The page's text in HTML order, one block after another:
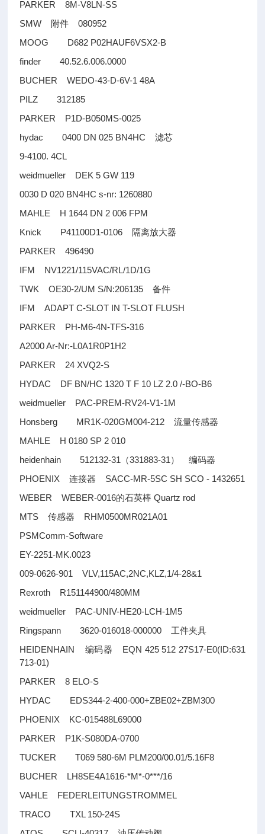
PARKER 8M-V8LN-SS
SMW
附件 080952
MOOG D682 P02HAUF6VSX2-B
finder 40.52.6.006.0000
BUCHER WEDO-43-D-6V-1 48A
PILZ 312185
PARKER P1D-B050MS-0025
hydac 0400 DN 025 BN4HC滤芯
9-4100. 4CL
weidmueller DEK 5 GW 119
0030 D 020 BN4HC s-nr: 1260880
MAHLE H 1644 DN 2 006 FPM
Knick P41100D1-0106
隔离放大器
PARKER 496490
IFM NV1221/115VAC/RL/1D/1G
TWK OE30-2/UM S/N:206135备件
IFM ADAPT C-SLOT IN T-SLOT FLUSH
PARKER PH-M6-4N-TFS-316
A2000 Ar-Nr:-L0A1R0P1H2
PARKER 24 XVQ2-S
HYDAC DF BN/HC 1320 T F 10 LZ 2.0 /-BO-B6
weidmueller PAC-PREM-RV24-V1-1M
Honsberg MR1K-020GM004-212流量传感器
MAHLE H 0180 SP 2 010
heidenhain 512132-31 （331883-31） 编码器
PHOENIX连接器
SACC-MR-5SC SH SCO - 1432651
WEBER WEBER-0016的石英棒 Quartz rod
MTS传感器
RHM0500MR021A01
PSMComm-Software
EY-2251-MK.0023
009-0626-901 VLV,115AC,2NC,KLZ,1/4-28&1
Rexroth R151144900/480MM
weidmueller PAC-UNIV-HE20-LCH-1M5
Ringspann 3620-016018-000000 工件夹具
HEIDENHAIN 编码器 EQN 425 512 27S17-E0(ID:631
713-01)
PARKER 8 ELO-S
HYDAC EDS344-2-400-000+ZBE02+ZBM300
PHOENIX KC-015488L69000
PARKER P1K-S080DA-0700
TUCKER T069 580-6M PLM200/00.01/5.16F8
BUCHER LH8SE4A1616-*M*-0***/16
VAHLE FEDERLEITUNGSTROMMEL
TRACO TXL 150-24S